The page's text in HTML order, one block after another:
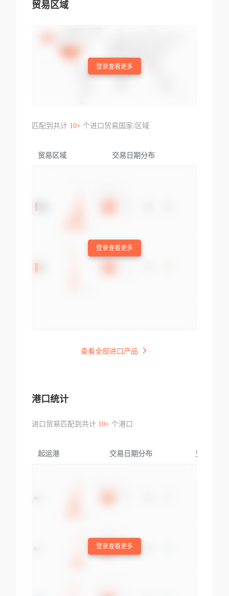
贸易区域
登录查看更多
匹配到共计 10+个进口贸易国家/区域
贸易区域 交易日期分布
登录查看更多
查看全部进口产品
港口统计
进口贸易匹配到共计 10+个港口
起运港 交易日期分布 交易产品
登录查看更多